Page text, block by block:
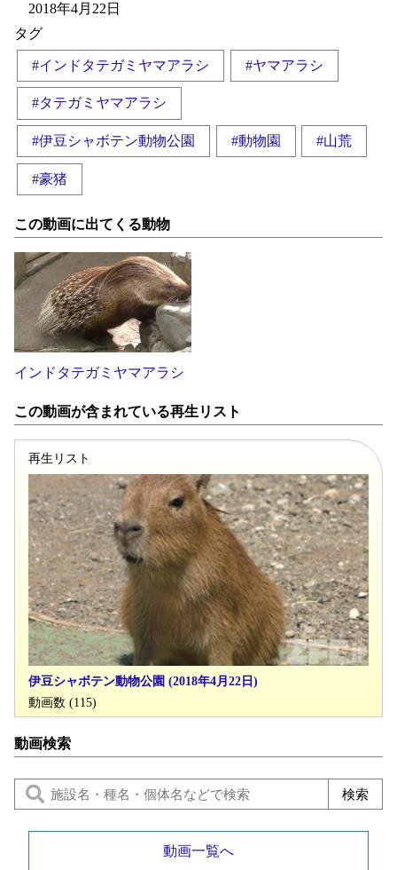
2018年4月22日
タグ
#インドタテガミヤマアラシ #ヤマアラシ
#タテガミヤマアラシ
#伊豆シャボテン動物公園 #動物園 #山荒
#豪猪
この動画に出てくる動物
インドタテガミヤマアラシ
この動画が含まれている再生リスト
再生リスト
伊豆シャボテン動物公園 (2018年4月22日)
動画数 (115)
動画検索
動画一覧へ